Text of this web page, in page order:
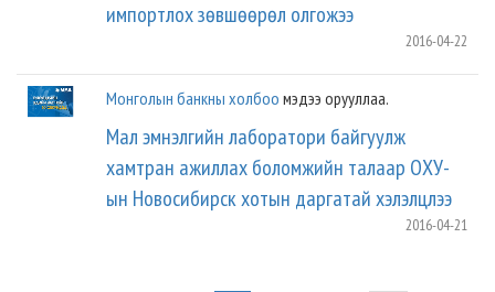
импортлох зөвшөөрөл олгожээ
2016-04-22
Монголын банкны холбоо мэдээ орууллаа.
Мал эмнэлгийн лаборатори байгуулж
хамтран ажиллах боломжийн талаар ОХУ-
ын Новосибирск хотын даргатай хэлэлцлээ
2016-04-21